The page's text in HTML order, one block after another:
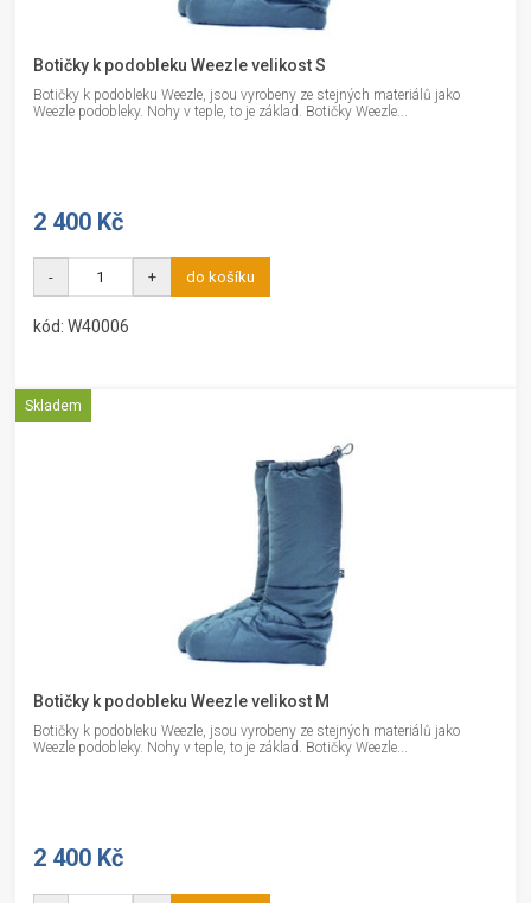
Botičky k podobleku Weezle velikost S
Botičky k podobleku Weezle, jsou vyrobeny ze stejných materiálů jako
Weezle podobleky. Nohy v teple, to je základ. Botičky Weezle...
2 400 Kč
- + do košíku
kód: W40006
Skladem
Botičky k podobleku Weezle velikost M
Botičky k podobleku Weezle, jsou vyrobeny ze stejných materiálů jako
Weezle podobleky. Nohy v teple, to je základ. Botičky Weezle...
2 400 Kč